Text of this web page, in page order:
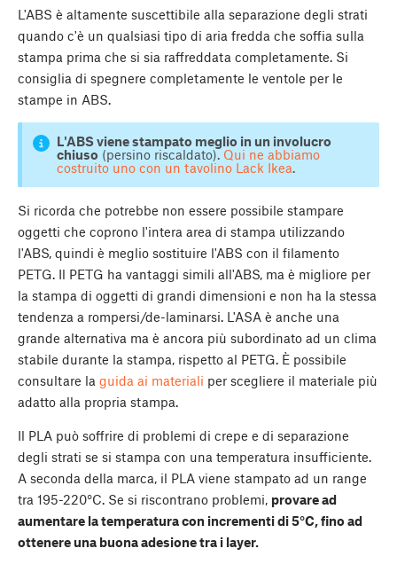
L'ABS è altamente suscettibile alla separazione degli strati
quando c'è un qualsiasi tipo di aria fredda che soffia sulla
stampa prima che si sia raffreddata completamente. Si
consiglia di spegnere completamente le ventole per le
stampe in ABS.
L'ABS viene stampato meglio in un involucro
chiuso (persino riscaldato). Qui ne abbiamo
costruito uno con un tavolino Lack Ikea.
Si ricorda che potrebbe non essere possibile stampare
oggetti che coprono l'intera area di stampa utilizzando
l'ABS, quindi è meglio sostituire l'ABS con il filamento
PETG. Il PETG ha vantaggi simili all'ABS, ma è migliore per
la stampa di oggetti di grandi dimensioni e non ha la stessa
tendenza a rompersi/de-laminarsi. L'ASA è anche una
grande alternativa ma è ancora più subordinato ad un clima
stabile durante la stampa, rispetto al PETG. È possibile
consultare la guida ai materiali per scegliere il materiale più
adatto alla propria stampa.
Il PLA può soffrire di problemi di crepe e di separazione
degli strati se si stampa con una temperatura insufficiente.
A seconda della marca, il PLA viene stampato ad un range
tra 195-220°C. Se si riscontrano problemi, provare ad
aumentare la temperatura con incrementi di 5°C, fino ad
ottenere una buona adesione tra i layer.